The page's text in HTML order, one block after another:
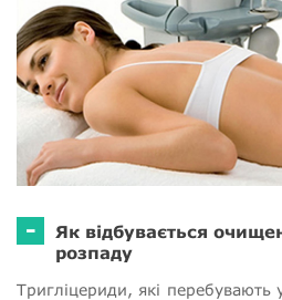
-
Як відбувається
розпаду
Тригліцериди, які перебувають